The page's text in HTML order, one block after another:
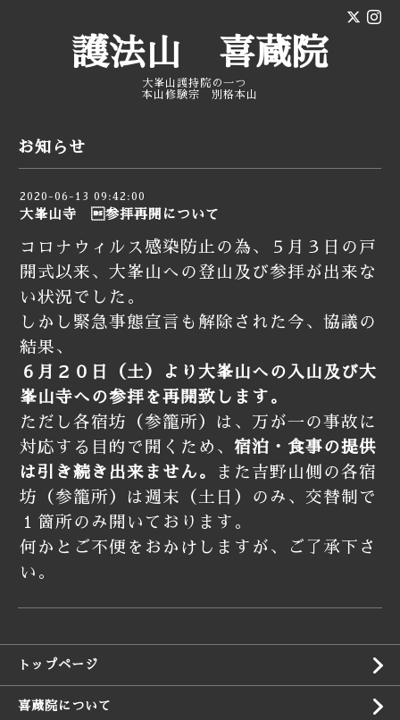
護法山 喜蔵院
大峯山護持院の一つ
本山修験宗 別格本山
お知らせ
2020-06-13 09:42:00
大峯山寺 参拝再開について
コロナウィルス感染防止の為、５月３日の戸
開式以来、大峯山への登山及び参拝が出来な
い状況でした。
しかし緊急事態宣言も解除された今、協議の
結果、
６月２０日（土）より大峯山への入山及び大
峯山寺への参拝を再開致します。
ただし各宿坊（参籠所）は、万が一の事故に
対応する目的で 開くため、 宿泊・食事の提供
は引き続き出来ません。
また吉野山側の各宿
坊（参籠所）は週末（土日）のみ、 交替制で
１箇所のみ開いております。
何かとご不便をおかけしますが、ご了承下さ
い。
トップページ
喜蔵院について